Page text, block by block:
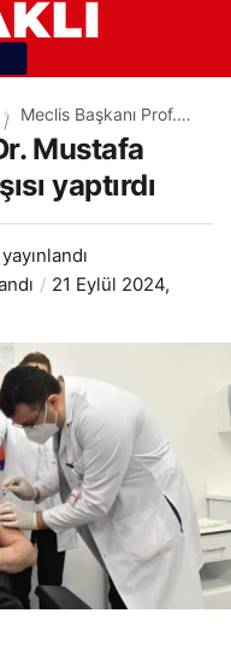
Meclis Başkanı Prof.
Dr. Mustafa Şentop
koronavirüs aşısı
yaptırdı
Mustafa
yaptırdı
21 Eylül 2024,
Şentop